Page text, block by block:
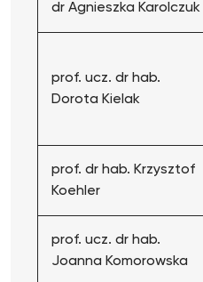
dr Agnieszka Karolczuk
prof. ucz. dr hab.
Dorota Kielak
prof. dr hab. Krzysztof
Koehler
prof. ucz. dr hab.
Joanna Komorowska